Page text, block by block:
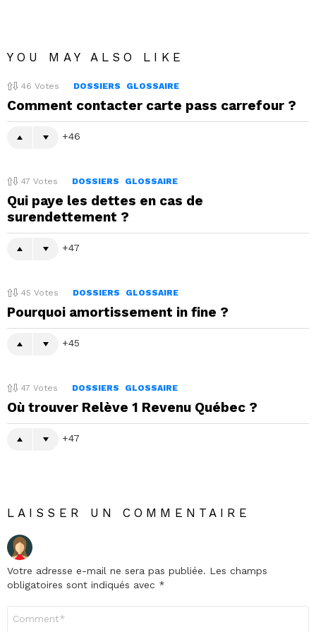
YOU MAY ALSO LIKE
46 Votes DOSSIERS GLOSSAIRE
Comment contacter carte pass carrefour ?
46
47 Votes DOSSIERS GLOSSAIRE
Qui paye les dettes en cas de
surendettement ?
47
45 Votes DOSSIERS GLOSSAIRE
Pourquoi amortissement in fine ?
45
47 Votes DOSSIERS GLOSSAIRE
Où trouver Relève 1 Revenu Québec ?
47
LAISSER UN COMMENTAIRE
Votre adresse e-mail ne sera pas publiée. Les champs
obligatoires sont indiqués avec *